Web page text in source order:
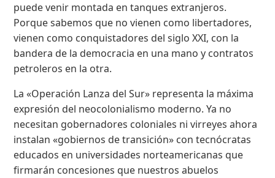
puede venir montada en tanques extranjeros.
Porque sabemos que no vienen como libertadores,
vienen como conquistadores del siglo XXI, con la
bandera de la democracia en una mano y contratos
petroleros en la otra.
La «Operación Lanza del Sur» representa la máxima
expresión del neocolonialismo moderno. Ya no
necesitan gobernadores coloniales ni virreyes ahora
instalan «gobiernos de transición» con tecnócratas
educados en universidades norteamericanas que
firmarán concesiones que nuestros abuelos